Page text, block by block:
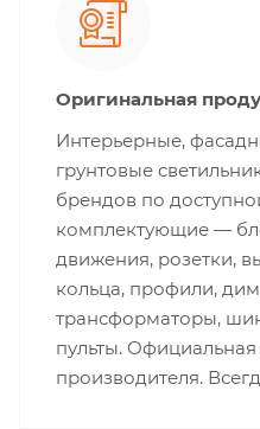
Оригинальная
Интерьерные,
грунтовые
брендов по
комплектующие —
движения, розетки,
кольца, профили,
трансформаторы,
пульты. Официальная
производителя.